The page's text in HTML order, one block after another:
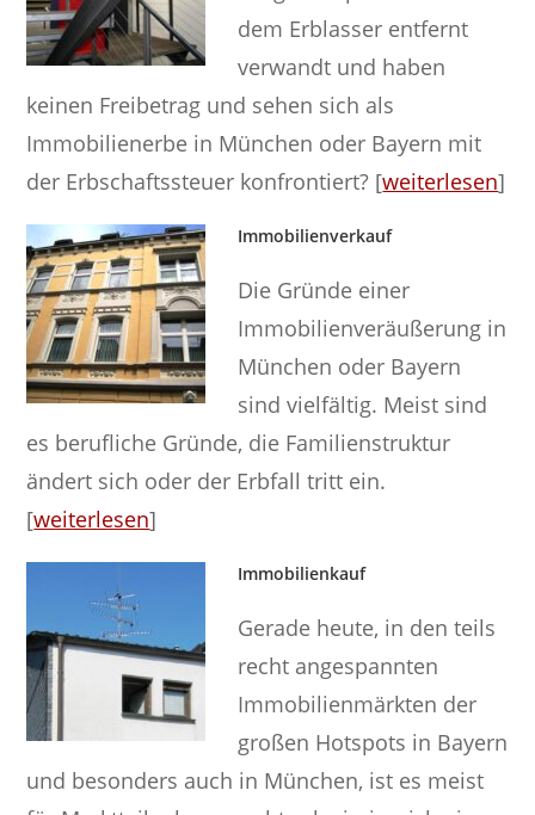
dem Erblasser entfernt
verwandt und haben
keinen Freibetrag und sehen sich als
Immobilienerbe in München oder Bayern mit
der Erbschaftssteuer konfrontiert? [weiterlesen]
Immobilienverkauf
Die Gründe einer
Immobilienveräußerung in
München oder Bayern
sind vielfältig. Meist sind
es berufliche Gründe, die Familienstruktur
ändert sich oder der Erbfall tritt ein.
[weiterlesen]
Immobilienkauf
Gerade heute, in den teils
recht angespannten
Immobilienmärkten der
großen Hotspots in Bayern
und besonders auch in München, ist es meist